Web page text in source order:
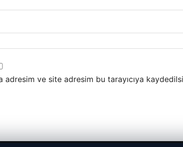
adresim ve site adresim bu tarayıcıya